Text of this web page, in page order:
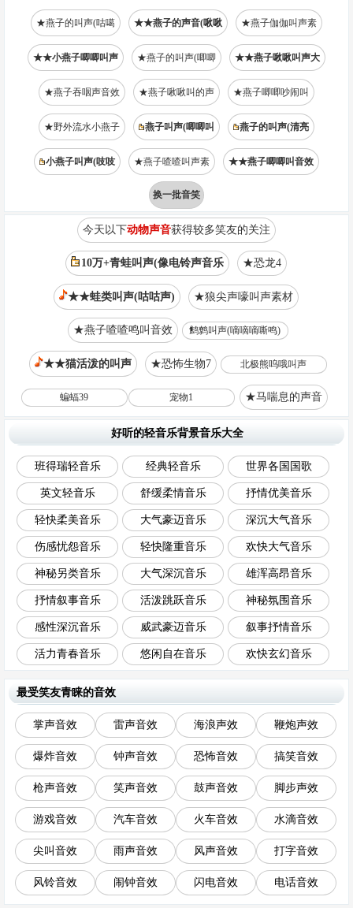
★燕子的叫声(咕噶 ★★燕子的声音(啾啾 ★燕子伽伽叫声素
★★小燕子唧唧叫声 ★燕子的叫声(唧唧 ★★燕子啾啾叫声大
★燕子吞咽声音效 ★燕子啾啾叫的声 ★燕子唧唧吵闹叫
★野外流水小燕子 燕子叫声(唧唧叫 燕子的叫声(清亮
小燕子叫声(吱吱 ★燕子喳喳叫声素 ★★燕子唧唧叫音效
换一批音笑
今天以下动物声音获得较多笑友的关注
10万+青蛙叫声(像电铃声音乐 ★恐龙4
★★蛙类叫声(咕咕声) ★狼尖声嚎叫声素材
★燕子喳喳鸣叫音效 鹪鹩叫声(嘀嘀嘀嘶鸣)
★★猫活泼的叫声 ★恐怖生物7 北极熊呜哦叫声
蝙蝠39 宠物1 ★马喘息的声音
好听的轻音乐背景音乐大全
班得瑞轻音乐 经典轻音乐 世界各国国歌
英文轻音乐 舒缓柔情音乐 抒情优美音乐
轻快柔美音乐 大气豪迈音乐 深沉大气音乐
伤感忧怨音乐 轻快隆重音乐 欢快大气音乐
神秘另类音乐 大气深沉音乐 雄浑高昂音乐
抒情叙事音乐 活泼跳跃音乐 神秘氛围音乐
感性深沉音乐 威武豪迈音乐 叙事抒情音乐
活力青春音乐 悠闲自在音乐 欢快玄幻音乐
最受笑友青睐的音效
掌声音效 雷声音效 海浪声效 鞭炮声效
爆炸音效 钟声音效 恐怖音效 搞笑音效
枪声音效 笑声音效 鼓声音效 脚步声效
游戏音效 汽车音效 火车音效 水滴音效
尖叫音效 雨声音效 风声音效 打字音效
风铃音效 闹钟音效 闪电音效 电话音效